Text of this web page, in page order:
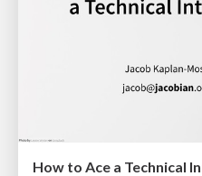
How to Ace a Technical